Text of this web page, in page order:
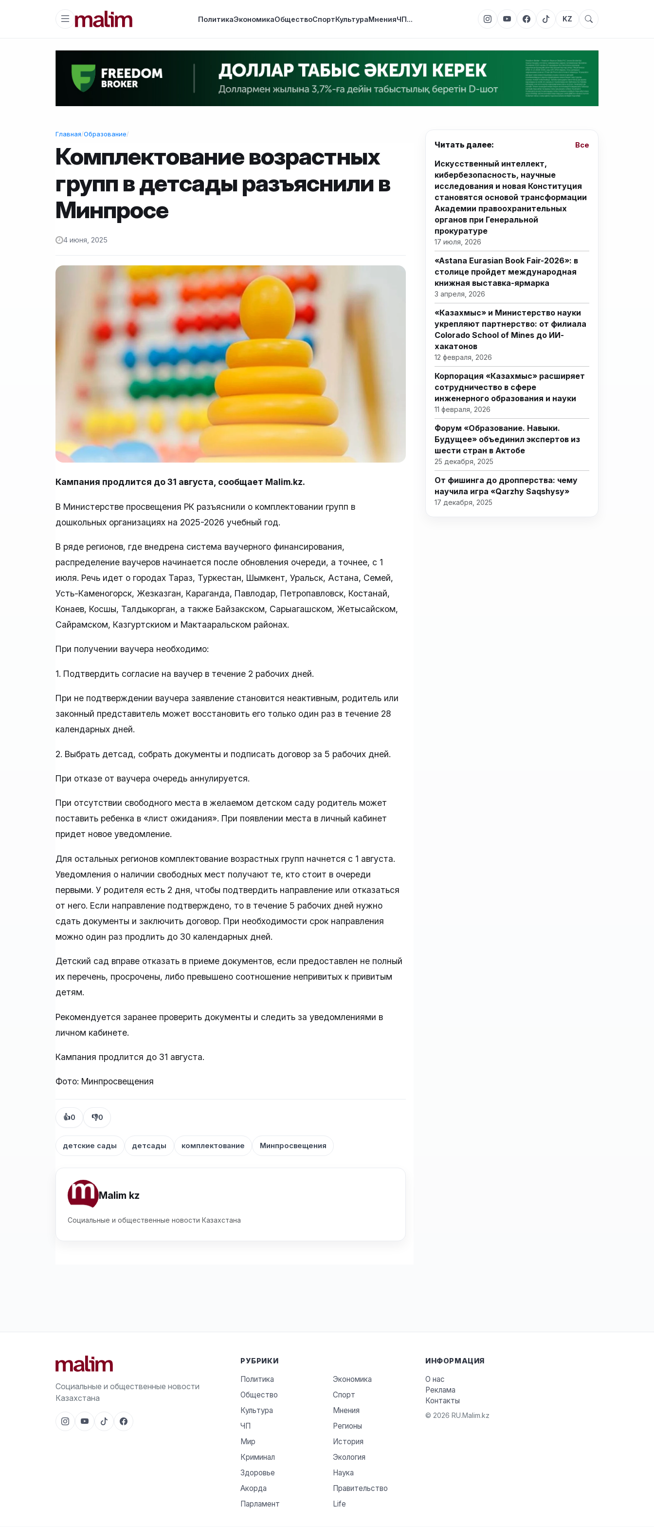
ПолитикаЭкономикаОбществоСпортКультураМненияЧП... KZ
Главная/Образование/
Комплектование возрастных
групп в детсады разъяснили в
Минпросе
4 июня, 2025
Кампания продлится до 31 августа, сообщает Malim.kz.
В Министерстве просвещения РК разъяснили о комплектовании групп в
дошкольных организациях на 2025-2026 учебный год.
В ряде регионов, где внедрена система ваучерного финансирования,
распределение ваучеров начинается после обновления очереди, а точнее, с 1
июля. Речь идет о городах Тараз, Туркестан, Шымкент, Уральск, Астана, Семей,
Усть-Каменогорск, Жезказган, Караганда, Павлодар, Петропавловск, Костанай,
Конаев, Косшы, Талдыкорган, а также Байзакском, Сарыагашском, Жетысайском,
Сайрамском, Казгуртскиом и Мактааральском районах.
При получении ваучера необходимо:
1. Подтвердить согласие на ваучер в течение 2 рабочих дней.
При не подтверждении ваучера заявление становится неактивным, родитель или
законный представитель может восстановить его только один раз в течение 28
календарных дней.
2. Выбрать детсад, собрать документы и подписать договор за 5 рабочих дней.
При отказе от ваучера очередь аннулируется.
При отсутствии свободного места в желаемом детском саду родитель может
поставить ребенка в «лист ожидания». При появлении места в личный кабинет
придет новое уведомление.
Для остальных регионов комплектование возрастных групп начнется с 1 августа.
Уведомления о наличии свободных мест получают те, кто стоит в очереди
первыми. У родителя есть 2 дня, чтобы подтвердить направление или отказаться
от него. Если направление подтверждено, то в течение 5 рабочих дней нужно
сдать документы и заключить договор. При необходимости срок направления
можно один раз продлить до 30 календарных дней.
Детский сад вправе отказать в приеме документов, если предоставлен не полный
их перечень, просрочены, либо превышено соотношение непривитых к привитым
детям.
Рекомендуется заранее проверить документы и следить за уведомлениями в
личном кабинете.
Кампания продлится до 31 августа.
Фото: Минпросвещения
👍0 👎0
детские сады детсады комплектование Минпросвещения
Malim kz
Социальные и общественные новости Казахстана
Читать далее: Все
Искусственный интеллект,
кибербезопасность, научные
исследования и новая Конституция
становятся основой трансформации
Академии правоохранительных
органов при Генеральной
прокуратуре
17 июля, 2026
«Astana Eurasian Book Fair-2026»: в
столице пройдет международная
книжная выставка-ярмарка
3 апреля, 2026
«Казахмыс» и Министерство науки
укрепляют партнерство: от филиала
Colorado School of Mines до ИИ-
хакатонов
12 февраля, 2026
Корпорация «Казахмыс» расширяет
сотрудничество в сфере
инженерного образования и науки
11 февраля, 2026
Форум «Образование. Навыки.
Будущее» объединил экспертов из
шести стран в Актобе
25 декабря, 2025
От фишинга до дропперства: чему
научила игра «Qarzhy Saqshysy»
17 декабря, 2025
Социальные и общественные новости
Казахстана
РУБРИКИ
Политика
Экономика
Общество
Спорт
Культура
Мнения
ЧП
Регионы
Мир
История
Криминал
Экология
Здоровье
Наука
Акорда
Правительство
Парламент
Life
ИНФОРМАЦИЯ
О нас
Реклама
Контакты
© 2026 RU.Malim.kz